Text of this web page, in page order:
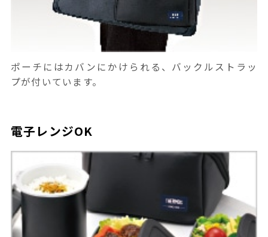
ポーチにはカバンにかけられる、バックルストラッ
プが付いています。
電子レンジOK